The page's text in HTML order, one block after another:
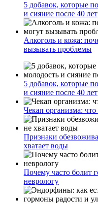
5 добавок, которые
и сияние после 40 лет
Алкоголь и кожа:
вызывать проблемы
5 добавок, которые
и сияние после 40 лет
Чекап организма:
Признаки
хватает воды
Почему часто болит
неврологу